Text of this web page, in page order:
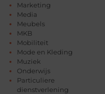
Marketing
Media
Meubels
MKB
Mobiliteit
Mode en Kleding
Muziek
Onderwijs
Particuliere
dienstverlening